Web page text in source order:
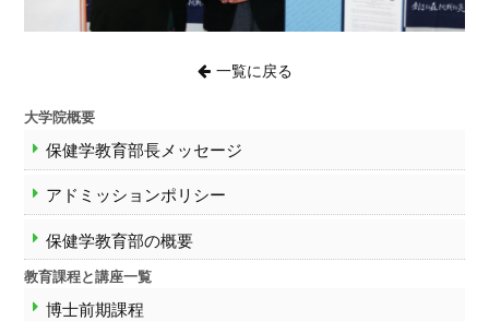
一覧に戻る
大学院概要
保健学教育部長メッセージ
アドミッションポリシー
保健学教育部の概要
教育課程と講座一覧
博士前期課程